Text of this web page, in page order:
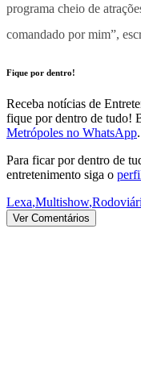
programa cheio de
comandado por mim”,
Fique por dentro!
Receba notícias de
fique por dentro de tudo!
Metrópoles no WhatsApp.
Para ficar por dentro de
entretenimento siga o
Lexa,Multishow,
Ver Comentários